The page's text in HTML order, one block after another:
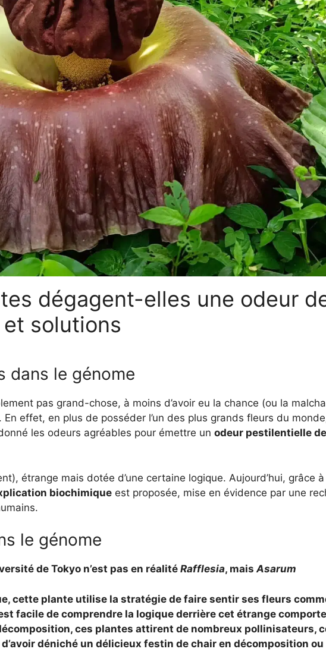
dégagent-elles une odeur
solutions
dans le génome
pas grand-chose, à moins d’avoir eu la chance (ou la
effet, en plus de posséder l’un des plus grands fleurs du
les odeurs agréables pour émettre un odeur pestilentielle de
étrange mais dotée d’une certaine logique. Aujourd’hui, grâce
biochimique est proposée, mise en évidence par une
le génome
de Tokyo n’est pas en réalité Rafflesia, maisAsarum
cette plante utilise la stratégie de faire sentir ses fleurs
facile de comprendre la logique derrière cet étrange
ces plantes attirent de nombreux pollinisateurs,
déniché un délicieux festin de chair en décomposition ou